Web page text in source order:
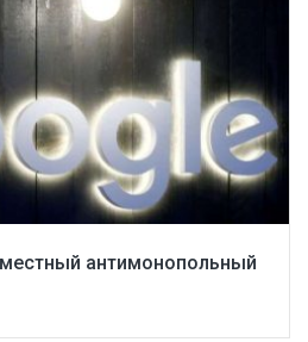
антимонопольный